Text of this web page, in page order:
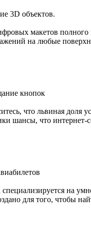
макетов полного
на любые
что львиная доля
шансы, что интернет-
на
для того, чтобы